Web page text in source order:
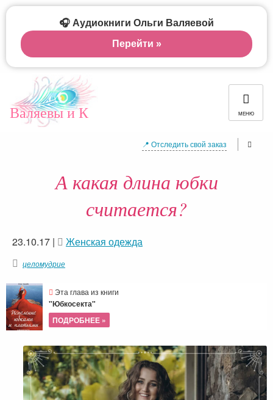
Валяевы и К МЕНЮ
📍 Отследить свой заказ
А какая длина юбки
считается?
23.10.17 | Женская одежда
целомудрие
Эта глава из книги
"Юбкосекта"
ПОДРОБНЕЕ »
🎧 Аудиокниги Ольги Валяевой
Перейти »